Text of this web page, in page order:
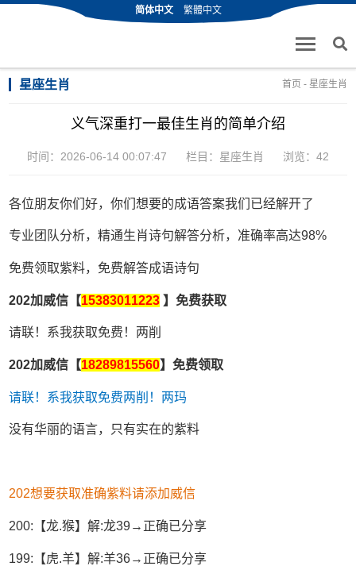
简体中文 繁體中文
星座生肖 首页 - 星座生肖
义气深重打一最佳生肖的简单介绍
时间：2026-06-14 00:07:47 栏目： 星座生肖 浏览：42
各位朋友你们好，你们想要的成语答案我们已经解开了
专业团队分析，精通生肖诗句解答分析，准确率高达98%
免费领取紫料，免费解答成语诗句
202加威信【15383011223 】免费获取
请联！系我获取免费！两削
202加威信【18289815560】免费领取
请联！系我获取免费两削！两玛
没有华丽的语言，只有实在的紫料
202想要获取准确紫料请添加威信
200:【龙.猴】解:龙39→正确已分享
199:【虎.羊】解:羊36→正确已分享